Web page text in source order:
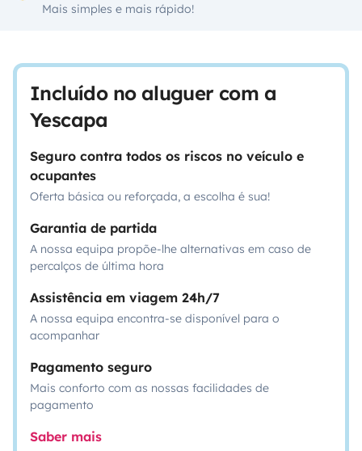
Mais simples e mais rápido!
Incluído no aluguer com a
Yescapa
Seguro contra todos os riscos no veículo e
ocupantes
Oferta básica ou reforçada, a escolha é sua!
Garantia de partida
A nossa equipa propõe-lhe alternativas em caso de
percalços de última hora
Assistência em viagem 24h/7
A nossa equipa encontra-se disponível para o
acompanhar
Pagamento seguro
Mais conforto com as nossas facilidades de
pagamento
Saber mais